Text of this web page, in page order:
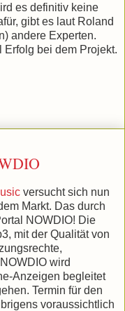
es definitiv keine
gibt es laut Roland
andere Experten.
bei dem Projekt.
versucht sich nun
Markt. Das durch
NOWDIO! Die
mit der Qualität von
wird
Anzeigen begleitet
Termin für den
voraussichtlich